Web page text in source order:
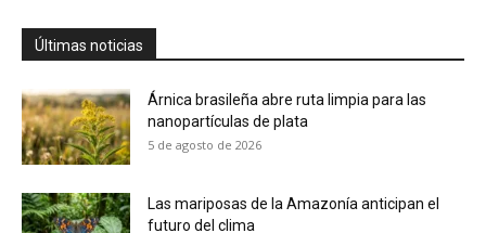
Últimas noticias
Árnica brasileña abre ruta limpia para las
nanopartículas de plata
5 de agosto de 2026
Las mariposas de la Amazonía anticipan el
futuro del clima